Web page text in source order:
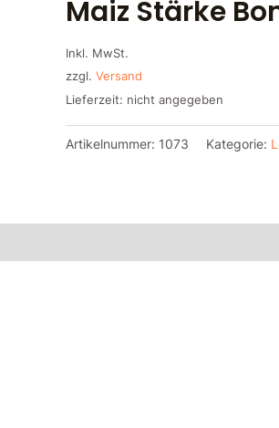
Maiz Stärke
Inkl. MwSt.
zzgl. Versand
Lieferzeit: nicht angegeben
Artikelnummer: 1073 Kategorie: